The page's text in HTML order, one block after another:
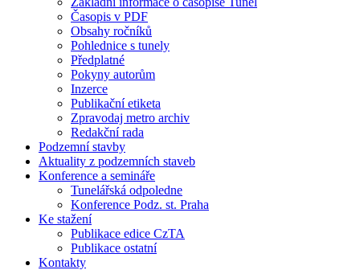
Časopis v PDF
Obsahy ročníků
Pohlednice s tunely
Předplatné
Pokyny autorům
Inzerce
Publikační etiketa
Zpravodaj metro archiv
Redakční rada
Podzemní stavby
Aktuality z podzemních staveb
Konference a semináře
Tunelářská odpoledne
Konference Podz. st. Praha
Ke stažení
Publikace edice CzTA
Publikace ostatní
Kontakty